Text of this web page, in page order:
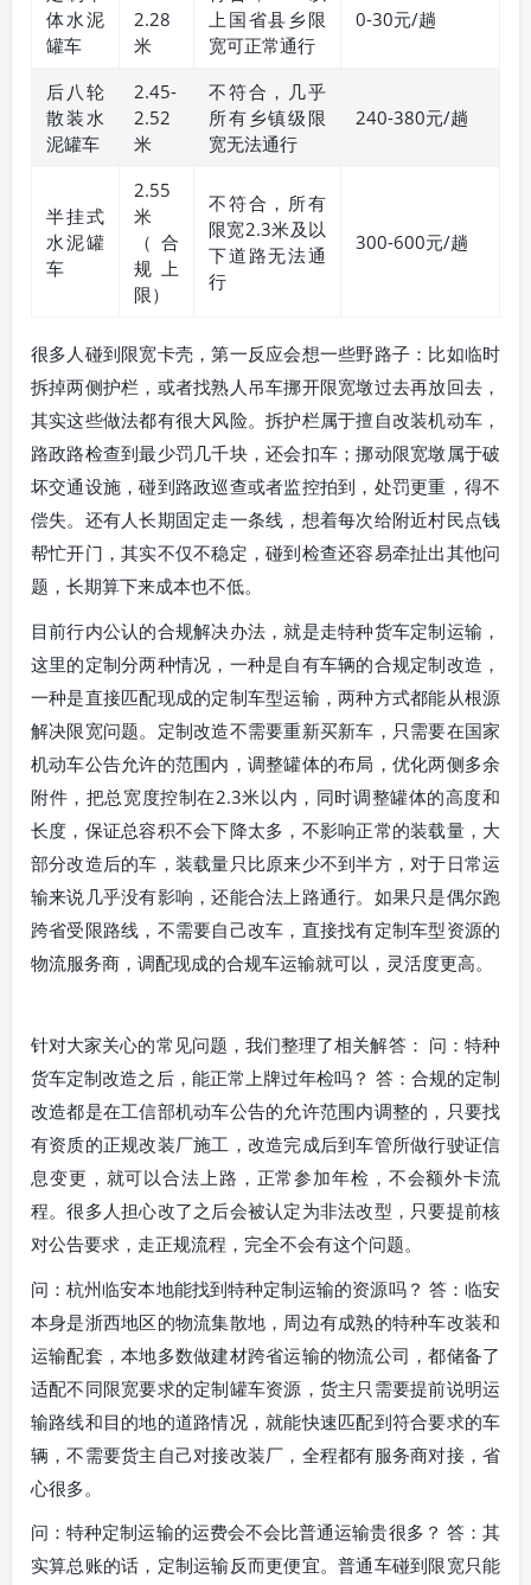
体水泥
罐车
2.28
米
上国省县乡限
宽可正常通行
0-30元/趟
后八轮
散装水
泥罐车
2.45-
2.52
米
不符合，几乎
所有乡镇级限
宽无法通行
240-380元/趟
半挂式
水泥罐
车
2.55
米
（合
规上
限）
不符合，所有
限宽2.3米及以
下道路无法通
行
300-600元/趟
很多人碰到限宽卡壳，第一反应会想一些野路子：比如临时
拆掉两侧护栏，或者找熟人吊车挪开限宽墩过去再放回去，
其实这些做法都有很大风险。拆护栏属于擅自改装机动车，
路政路检查到最少罚几千块，还会扣车；挪动限宽墩属于破
坏交通设施，碰到路政巡查或者监控拍到，处罚更重，得不
偿失。还有人长期固定走一条线，想着每次给附近村民点钱
帮忙开门，其实不仅不稳定，碰到检查还容易牵扯出其他问
题，长期算下来成本也不低。
目前行内公认的合规解决办法，就是走特种货车定制运输，
这里的定制分两种情况，一种是自有车辆的合规定制改造，
一种是直接匹配现成的定制车型运输，两种方式都能从根源
解决限宽问题。定制改造不需要重新买新车，只需要在国家
机动车公告允许的范围内，调整罐体的布局，优化两侧多余
附件，把总宽度控制在2.3米以内，同时调整罐体的高度和
长度，保证总容积不会下降太多，不影响正常的装载量，大
部分改造后的车，装载量只比原来少不到半方，对于日常运
输来说几乎没有影响，还能合法上路通行。如果只是偶尔跑
跨省受限路线，不需要自己改车，直接找有定制车型资源的
物流服务商，调配现成的合规车运输就可以，灵活度更高。
针对大家关心的常见问题，我们整理了相关解答： 问：特种
货车定制改造之后，能正常上牌过年检吗？ 答：合规的定制
改造都是在工信部机动车公告的允许范围内调整的，只要找
有资质的正规改装厂施工，改造完成后到车管所做行驶证信
息变更，就可以合法上路，正常参加年检，不会额外卡流
程。很多人担心改了之后会被认定为非法改型，只要提前核
对公告要求，走正规流程，完全不会有这个问题。
问：杭州临安本地能找到特种定制运输的资源吗？ 答：临安
本身是浙西地区的物流集散地，周边有成熟的特种车改装和
运输配套，本地多数做建材跨省运输的物流公司，都储备了
适配不同限宽要求的定制罐车资源，货主只需要提前说明运
输路线和目的地的道路情况，就能快速匹配到符合要求的车
辆，不需要货主自己对接改装厂，全程都有服务商对接，省
心很多。
问：特种定制运输的运费会不会比普通运输贵很多？ 答：其
实算总账的话，定制运输反而更便宜。普通车碰到限宽只能